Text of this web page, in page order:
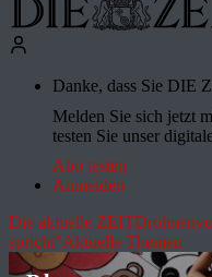
Danke, dass Sie DIE
Melden Sie sich jetzt
testen Sie unser
Abo testen
Anmelden
Die aktuelle ZEIT
spricht"Aktuelle Themen